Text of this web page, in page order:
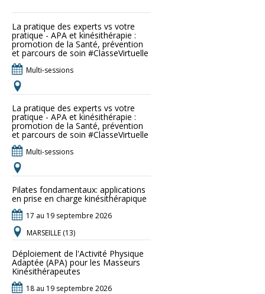
La pratique des experts vs votre
pratique - APA et kinésithérapie :
promotion de la Santé, prévention
et parcours de soin #ClasseVirtuelle
Multi-sessions
La pratique des experts vs votre
pratique - APA et kinésithérapie :
promotion de la Santé, prévention
et parcours de soin #ClasseVirtuelle
Multi-sessions
Pilates fondamentaux: applications
en prise en charge kinésithérapique
17 au 19 septembre 2026
MARSEILLE (13)
Déploiement de l'Activité Physique
Adaptée (APA) pour les Masseurs
Kinésithérapeutes
18 au 19 septembre 2026